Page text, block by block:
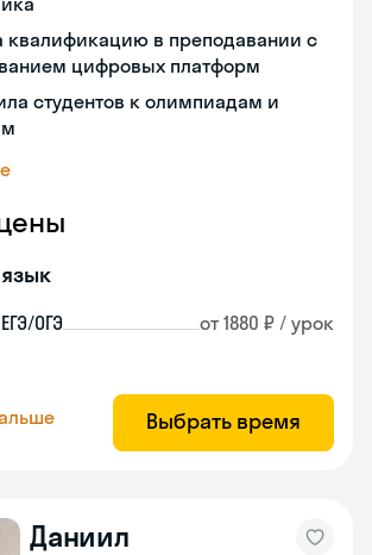
квалификацию в преподавании с
цифровых платформ
студентов к олимпиадам и
ОГЭ от 1880 ₽ / урок
Выбрать время
Даниил